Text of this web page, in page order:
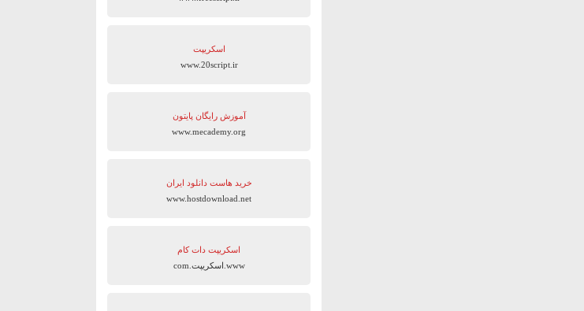
اسکریپت
www.20script.ir
آموزش رایگان پایتون
www.mecademy.org
خرید هاست دانلود ایران
www.hostdownload.net
اسکریپت دات کام
www.اسکریپت.com